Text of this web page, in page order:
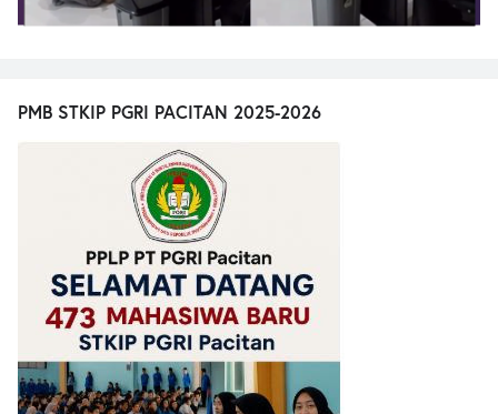
PMB STKIP PGRI PACITAN 2025-2026